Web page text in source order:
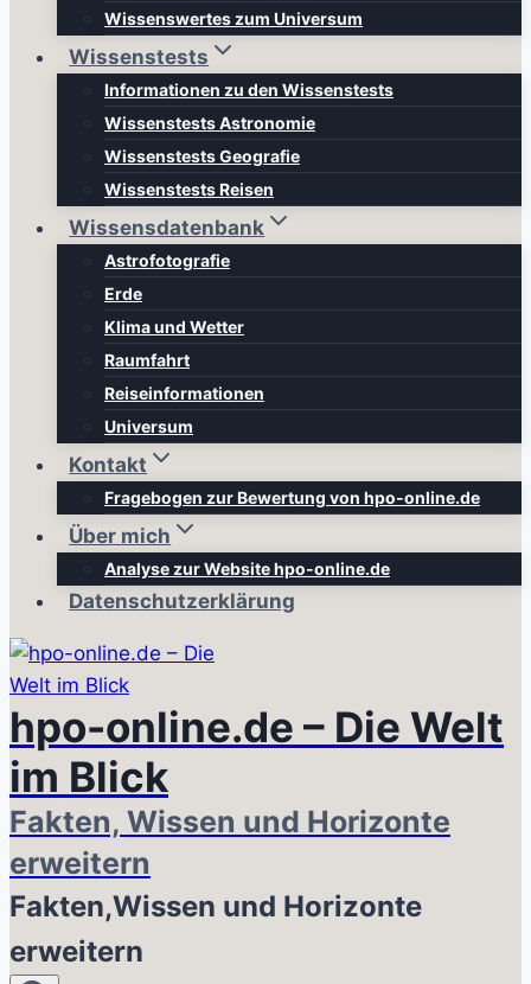
Wissenswertes zum Universum
Wissenstests
Informationen zu den Wissenstests
Wissenstests Astronomie
Wissenstests Geografie
Wissenstests Reisen
Wissensdatenbank
Astrofotografie
Erde
Klima und Wetter
Raumfahrt
Reiseinformationen
Universum
Kontakt
Fragebogen zur Bewertung von hpo-online.de
Über mich
Analyse zur Website hpo-online.de
Datenschutzerklärung
hpo-online.de – Die Welt
im Blick
Fakten, Wissen und Horizonte
erweitern
Fakten,Wissen und Horizonte
erweitern